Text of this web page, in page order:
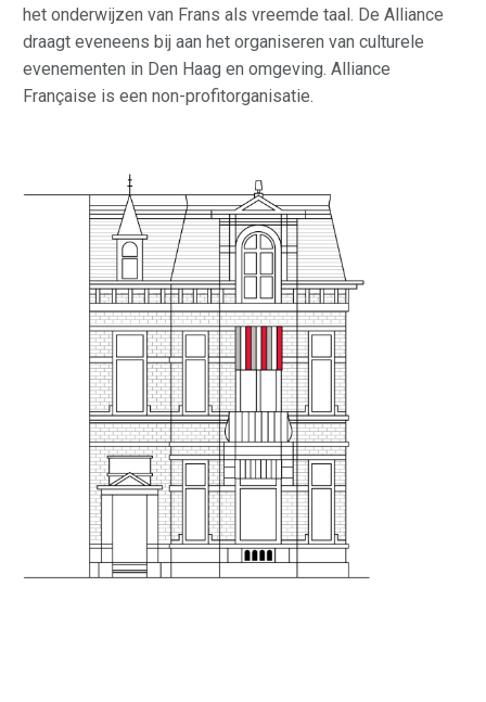
het onderwijzen van Frans als vreemde taal. De Alliance
draagt eveneens bij aan het organiseren van culturele
evenementen in Den Haag en omgeving. Alliance
Française is een non-profitorganisatie.